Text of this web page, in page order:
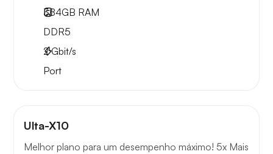
384GB RAM
DDR5
2Gbit/s
Port
Ulta-X10
Melhor plano para um desempenho máximo! 5x Mais